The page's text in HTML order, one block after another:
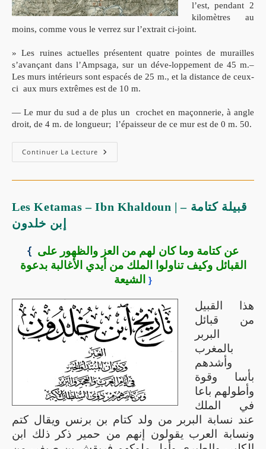
l’est, pendant 2
kilomètres au
moins, comme vous le verrez sur l’extrait ci-joint.
» Les ruines actuelles présentent quatre pointes de murailles
s’avançant dans l’Ampsaga, sur un déve-loppement de 45 m.–
Les murs intérieurs sont espacés de 25 m., et la distance de ceux-
ci aux murs extrêmes est de 10 m.
— Le mur du sud a de plus un crochet en maçonnerie, à angle
droit, de 4 m. de longueur; l’épaisseur de ce mur est de 0 m. 50.
Continuer La Lecture
Les Ketamas – Ibn Khaldoun | قبيلة كتامة –
إبن خلدون
{ عن كتامة وما كان لهم من العز والظهور على
القبائل وكيف تناولوا الملك من أيدي الأغالبة بدعوة
}
هذا القبيل
من قبائل
البربر
بالمغرب
وأشدهم
بأسا وقوة
وأطولهم باعا
في الملك
عند نسابة البربر من ولد كتام بن برنس ويقال كتم
ونسابة العرب يقولون إنهم من حمير ذكر ذلك ابن